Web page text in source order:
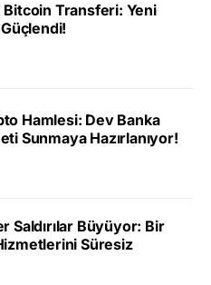
Bitcoin Transferi: Yeni
Hamlesi: Dev Banka
Sunmaya Hazırlanıyor!
Saldırılar Büyüyor: Bir
Süresiz